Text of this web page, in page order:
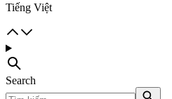
Tiếng Việt
Search